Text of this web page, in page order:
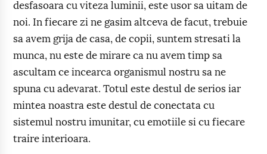
desfasoara cu viteza luminii, este usor sa uitam de
noi. In fiecare zi ne gasim altceva de facut, trebuie
sa avem grija de casa, de copii, suntem stresati la
munca, nu este de mirare ca nu avem timp sa
ascultam ce incearca organismul nostru sa ne
spuna cu adevarat. Totul este destul de serios iar
mintea noastra este destul de conectata cu
sistemul nostru imunitar, cu emotiile si cu fiecare
traire interioara.